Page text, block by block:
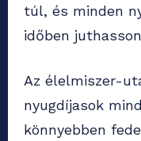
túl, és minden
időben
Az élelmiszer-
nyugdíjasok
könnyebben